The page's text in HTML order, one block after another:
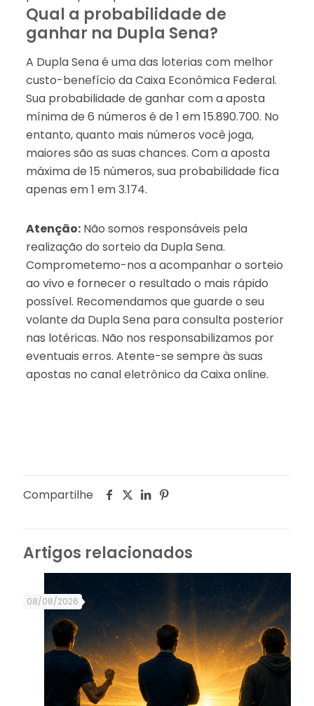
Qual a probabilidade de
ganhar na Dupla Sena?
A Dupla Sena é uma das loterias com melhor
custo-benefício da Caixa Econômica Federal.
Sua probabilidade de ganhar com a aposta
mínima de 6 números é de 1 em 15.890.700. No
entanto, quanto mais números você joga,
maiores são as suas chances. Com a aposta
máxima de 15 números, sua probabilidade fica
apenas em 1 em 3.174.
Atenção:Não somos responsáveis pela
realização do sorteio da Dupla Sena.
Comprometemo-nos a acompanhar o sorteio
ao vivo e fornecer o resultado o mais rápido
possível. Recomendamos que guarde o seu
volante da Dupla Sena para consulta posterior
nas lotéricas. Não nos responsabilizamos por
eventuais erros. Atente-se sempre às suas
apostas no canal eletrônico da Caixa online.
Compartilhe
Artigos relacionados
08/08/2026